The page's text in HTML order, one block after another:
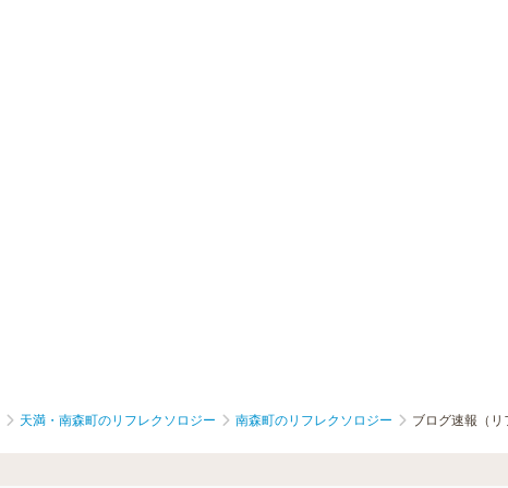
天満・南森町のリフレクソロジー 南森町のリフレクソロジー ブログ速報（リ